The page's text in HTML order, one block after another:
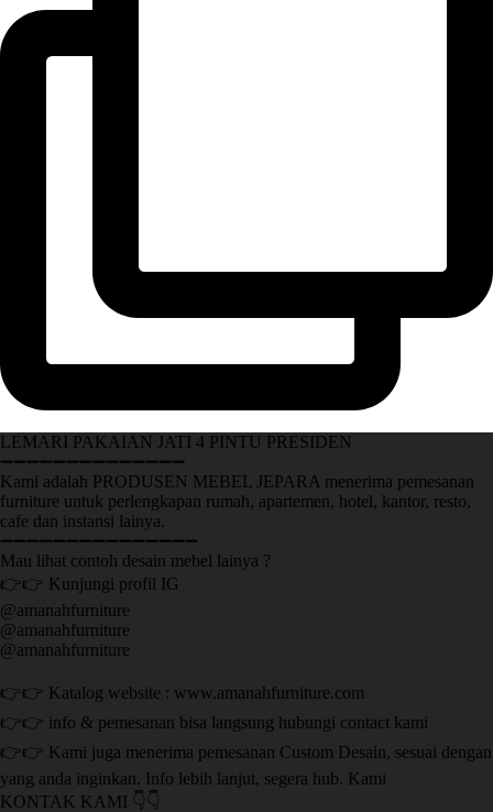
LEMARI PAKAIAN JATI 4 PINTU PRESIDEN
➖➖➖➖➖➖➖➖➖➖➖➖➖➖
Kami adalah PRODUSEN MEBEL JEPARA menerima pemesanan
furniture untuk perlengkapan rumah, apartemen, hotel, kantor, resto,
cafe dan instansi lainya.
➖➖➖➖➖➖➖➖➖➖➖➖➖➖➖
Mau lihat contoh desain mebel lainya ?
👉👉 Kunjungi profil IG
@amanahfurniture
@amanahfurniture
@amanahfurniture
👉👉 Katalog website : www.amanahfurniture.com
👉👉 info & pemesanan bisa langsung hubungi contact kami
👉👉 Kami juga menerima pemesanan Custom Desain, sesuai dengan
yang anda inginkan. Info lebih lanjut, segera hub. Kami
KONTAK KAMI 👇👇